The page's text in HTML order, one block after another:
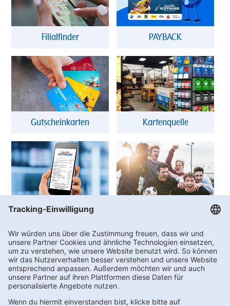
Filialfinder PAYBACK
Gutscheinkarten Kartenquelle
DigiBon
FAQs